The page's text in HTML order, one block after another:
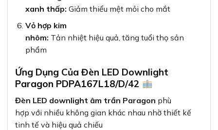
xanh thấp: Giảm thiểu mệt mỏi cho mắt
Vỏ hợp kim
nhôm: Tản nhiệt hiệu quả, tăng tuổi thọ sản
phẩm
Ứng Dụng Của Đèn LED Downlight
Paragon PDPA167L18/D/42
Đèn LED downlight âm trần Paragon phù
hợp với nhiều không gian khác nhau nhờ thiết kế
tinh tế và hiệu quả chiếu